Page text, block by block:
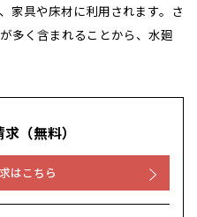
家具や床材に利用されます。さ
多く含まれることから、水廻
（無料）
はこちら